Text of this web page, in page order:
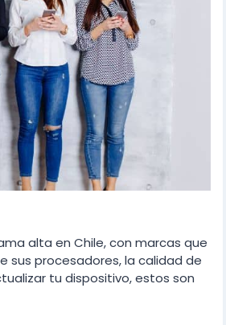
alta en Chile, con marcas que
sus procesadores, la calidad de
tu dispositivo, estos son